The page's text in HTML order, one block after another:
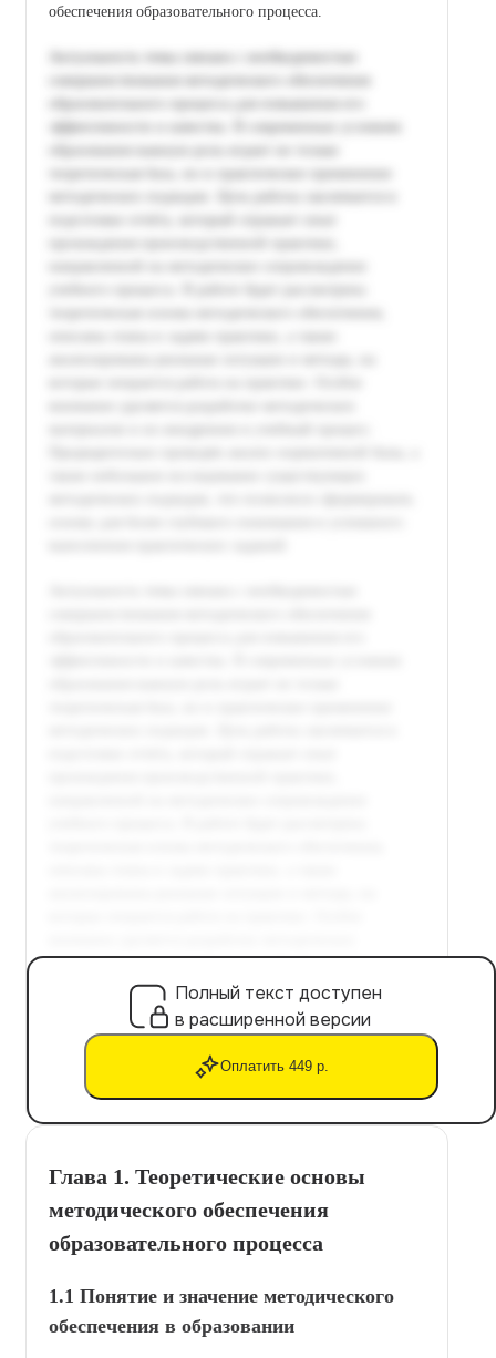
обеспечения образовательного процесса.
Полный текст доступен
в расширенной версии
Оплатить 449 р.
Глава 1. Теоретические основы
методического обеспечения
образовательного процесса
1.1 Понятие и значение методического
обеспечения в образовании